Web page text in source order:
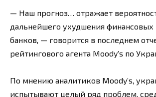
— Наш прогноз… отражает
дальнейшего ухудшения финансовых
банков, — говорится в последнем
рейтингового агента Moody’s по
По мнению аналитиков Moody’s,
испытывают целый ряд проблем,